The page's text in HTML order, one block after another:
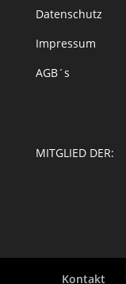
Datenschutz
Impressum
AGB´s
MITGLIED DER:
Kontakt